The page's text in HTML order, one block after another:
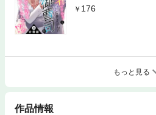
176
もっと見る
作品情報